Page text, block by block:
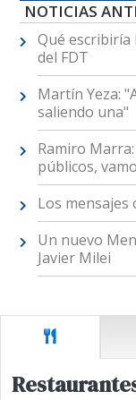
NOTICIAS
Qué
del FDT
Martín Yeza:
saliendo una"
Ramiro
públicos,
Los mensajes
Un nuevo
Javier Milei